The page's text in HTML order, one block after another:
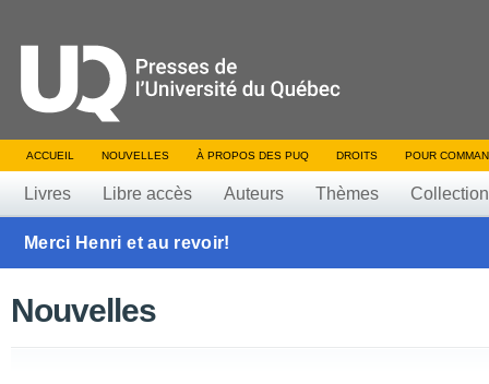
ACCUEIL NOUVELLES À PROPOS DES PUQ DROITS POUR
Livres Libre accès Auteurs Thèmes
Merci Henri et au revoir!
Nouvelles